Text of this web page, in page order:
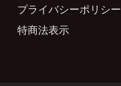
プライバシーポリシー
特商法表示